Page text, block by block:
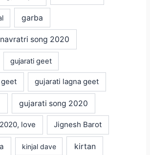
garba
song 2020
gujarati geet
gujarati lagna geet
gujarati song 2020
love Jignesh Barot
kinjal dave kirtan